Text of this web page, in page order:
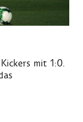
mit 1:0.